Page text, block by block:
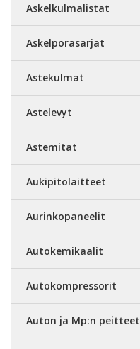
Askelkulmalistat
Askelporasarjat
Astekulmat
Astelevyt
Astemitat
Aukipitolaitteet
Aurinkopaneelit
Autokemikaalit
Autokompressorit
Auton ja Mp:n peitteet